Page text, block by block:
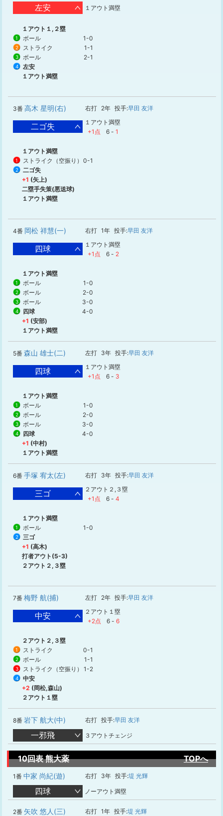
左安 １アウト満塁
１アウト１,２塁
1 ボール 1-0
2 ストライク 1-1
3 ボール 2-1
4
左安
１アウト満塁
3番 高木 星明(右) 右打 2年 投手:早田 友洋
二ゴ失
１アウト満塁
+1点
6 - 1
１アウト満塁
1 ストライク（空振り） 0-1
2
二ゴ失
+1 (矢上)
二塁手失策(悪送球)
１アウト満塁
4番 岡松 祥慧(一) 右打 1年 投手:早田 友洋
四球
１アウト満塁
+1点
6 - 2
１アウト満塁
1 ボール 1-0
2 ボール 2-0
3 ボール 3-0
4 四球
4-0
+1 (安部)
１アウト満塁
5番 森山 雄士(二) 左打 3年 投手:早田 友洋
四球
１アウト満塁
+1点
6 - 3
１アウト満塁
1 ボール 1-0
2 ボール 2-0
3 ボール 3-0
4 四球
4-0
+1 (中村)
１アウト満塁
6番 手塚 宥太(左) 右打 3年 投手:早田 友洋
三ゴ
２アウト２,３塁
+1点
6 - 4
１アウト満塁
1 ボール 1-0
2
三ゴ
+1 (高木)
打者アウト(5-3)
２アウト２,３塁
7番 梅野 航(捕) 左打 2年 投手:早田 友洋
中安
２アウト１塁
+2点
6 - 6
２アウト２,３塁
1 ストライク 0-1
2 ボール 1-1
3 ストライク（空振り） 1-2
4
中安
+2 (岡松,森山)
２アウト１塁
8番 岩下 航大(中) 右打 投手:早田 友洋
一邪飛 ３アウトチェンジ
10回表 熊大薬 TOPへ
1番 中家 尚紀(遊) 右打 3年 投手:堤 光輝
四球 ノーアウト満塁
2番 矢吹 悠人(三) 右打 1年 投手:堤 光輝